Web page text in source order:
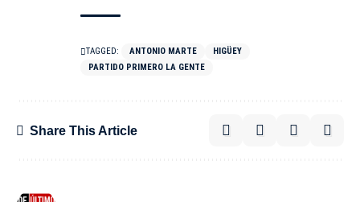
TAGGED: ANTONIO MARTE
HIGÜEY
PARTIDO PRIMERO LA GENTE
Share This Article